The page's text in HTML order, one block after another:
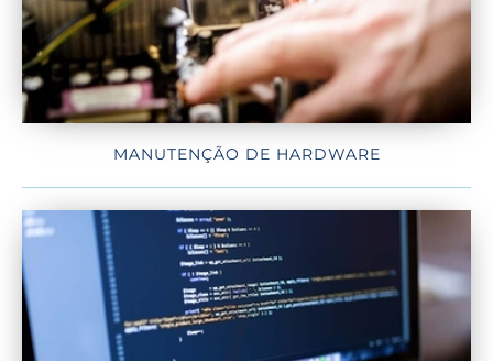
MANUTENÇÃO DE HARDWARE